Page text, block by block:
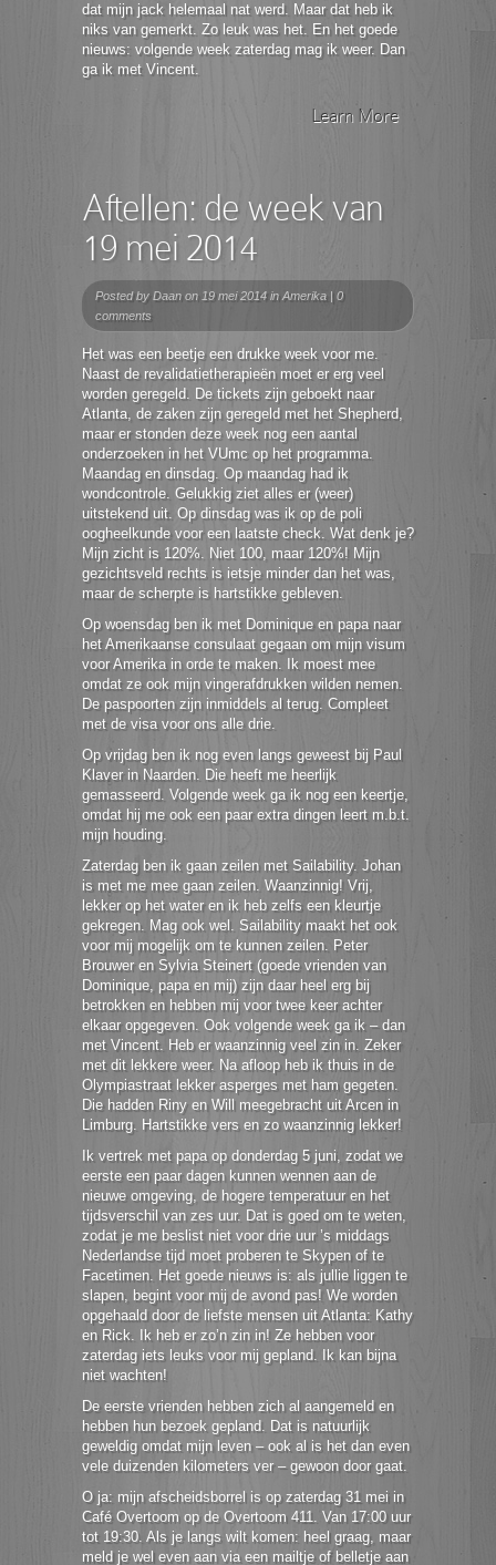
dat mijn jack helemaal nat werd. Maar dat heb ik
niks van gemerkt. Zo leuk was het. En het goede
nieuws: volgende week zaterdag mag ik weer. Dan
ga ik met Vincent.
Learn More
Aftellen: de week van
19 mei 2014
Posted by Daan on 19 mei 2014 in Amerika | 0
comments
Het was een beetje een drukke week voor me.
Naast de revalidatietherapieën moet er erg veel
worden geregeld. De tickets zijn geboekt naar
Atlanta, de zaken zijn geregeld met het Shepherd,
maar er stonden deze week nog een aantal
onderzoeken in het VUmc op het programma.
Maandag en dinsdag. Op maandag had ik
wondcontrole. Gelukkig ziet alles er (weer)
uitstekend uit. Op dinsdag was ik op de poli
oogheelkunde voor een laatste check. Wat denk je?
Mijn zicht is 120%. Niet 100, maar 120%! Mijn
gezichtsveld rechts is ietsje minder dan het was,
maar de scherpte is hartstikke gebleven.
Op woensdag ben ik met Dominique en papa naar
het Amerikaanse consulaat gegaan om mijn visum
voor Amerika in orde te maken. Ik moest mee
omdat ze ook mijn vingerafdrukken wilden nemen.
De paspoorten zijn inmiddels al terug. Compleet
met de visa voor ons alle drie.
Op vrijdag ben ik nog even langs geweest bij Paul
Klaver in Naarden. Die heeft me heerlijk
gemasseerd. Volgende week ga ik nog een keertje,
omdat hij me ook een paar extra dingen leert m.b.t.
mijn houding.
Zaterdag ben ik gaan zeilen met Sailability. Johan
is met me mee gaan zeilen. Waanzinnig! Vrij,
lekker op het water en ik heb zelfs een kleurtje
gekregen. Mag ook wel. Sailability maakt het ook
voor mij mogelijk om te kunnen zeilen. Peter
Brouwer en Sylvia Steinert (goede vrienden van
Dominique, papa en mij) zijn daar heel erg bij
betrokken en hebben mij voor twee keer achter
elkaar opgegeven. Ook volgende week ga ik – dan
met Vincent. Heb er waanzinnig veel zin in. Zeker
met dit lekkere weer. Na afloop heb ik thuis in de
Olympiastraat lekker asperges met ham gegeten.
Die hadden Riny en Will meegebracht uit Arcen in
Limburg. Hartstikke vers en zo waanzinnig lekker!
Ik vertrek met papa op donderdag 5 juni, zodat we
eerste een paar dagen kunnen wennen aan de
nieuwe omgeving, de hogere temperatuur en het
tijdsverschil van zes uur. Dat is goed om te weten,
zodat je me beslist niet voor drie uur ’s middags
Nederlandse tijd moet proberen te Skypen of te
Facetimen. Het goede nieuws is: als jullie liggen te
slapen, begint voor mij de avond pas! We worden
opgehaald door de liefste mensen uit Atlanta: Kathy
en Rick. Ik heb er zo’n zin in! Ze hebben voor
zaterdag iets leuks voor mij gepland. Ik kan bijna
niet wachten!
De eerste vrienden hebben zich al aangemeld en
hebben hun bezoek gepland. Dat is natuurlijk
geweldig omdat mijn leven – ook al is het dan even
vele duizenden kilometers ver – gewoon door gaat.
O ja: mijn afscheidsborrel is op zaterdag 31 mei in
Café Overtoom op de Overtoom 411. Van 17:00 uur
tot 19:30. Als je langs wilt komen: heel graag, maar
meld je wel even aan via een mailtje of belletje aan